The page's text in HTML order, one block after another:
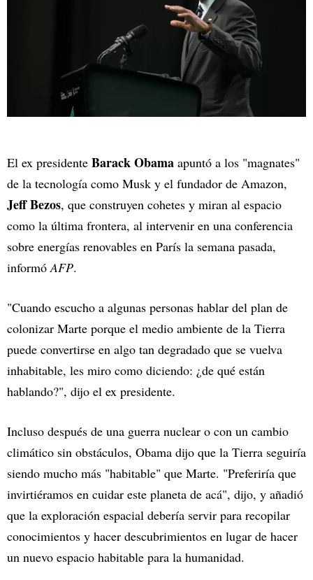
El ex presidente Barack Obama apuntó a los "magnates"
de la tecnología como Musk y el fundador de Amazon,
Jeff Bezos, que construyen cohetes y miran al espacio
como la última frontera, al intervenir en una conferencia
sobre energías renovables en París la semana pasada,
informó AFP.
"Cuando escucho a algunas personas hablar del plan de
colonizar Marte porque el medio ambiente de la Tierra
puede convertirse en algo tan degradado que se vuelva
inhabitable, les miro como diciendo: ¿de qué están
hablando?", dijo el ex presidente.
Incluso después de una guerra nuclear o con un cambio
climático sin obstáculos, Obama dijo que la Tierra seguiría
siendo mucho más "habitable" que Marte. "Preferiría que
invirtiéramos en cuidar este planeta de acá", dijo, y añadió
que la exploración espacial debería servir para recopilar
conocimientos y hacer descubrimientos en lugar de hacer
un nuevo espacio habitable para la humanidad.